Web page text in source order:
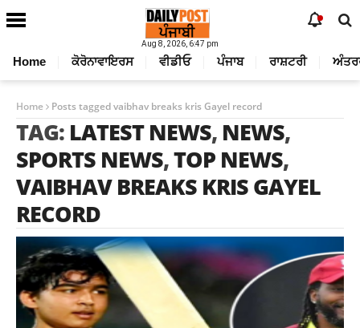
Aug 8, 2026, 6:47 pm
Home ਕੋਰੋਨਾਵਾਇਰਸ ਵੀਡੀਓ ਪੰਜਾਬ ਰਾਸ਼ਟਰੀ
Home Posts tagged vaibhav breaks kris Gayel record
TAG: LATEST NEWS, NEWS,
SPORTS NEWS,TOP NEWS,
VAIBHAV BREAKS KRIS GAYEL
RECORD